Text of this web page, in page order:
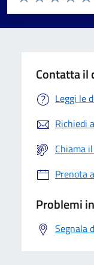
Valuta
Valuta 3
Valuta 2 stelle
Valuta 1 stelle su 5
Contatta il
Leggi le
Richiedi
Chiama
Prenota
Problemi
Segnala